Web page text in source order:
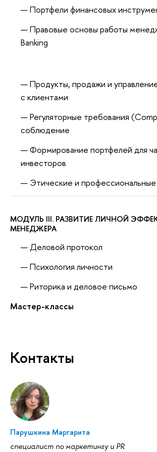
Портфели финансовых
Правовые основы работы
Banking
Продукты, продажи и
с клиентами
Регуляторные требования
соблюдение
Формирование портфелей для
инвесторов
Этические и
МОДУЛЬ III. РАЗВИТИЕ ЛИЧНОЙ
МЕНЕДЖЕРА
Деловой протокол
Психология личности
Риторика и деловое письмо
Мастер-классы
Контакты
Парушкина Маргарита
специалист по маркетингу и PR